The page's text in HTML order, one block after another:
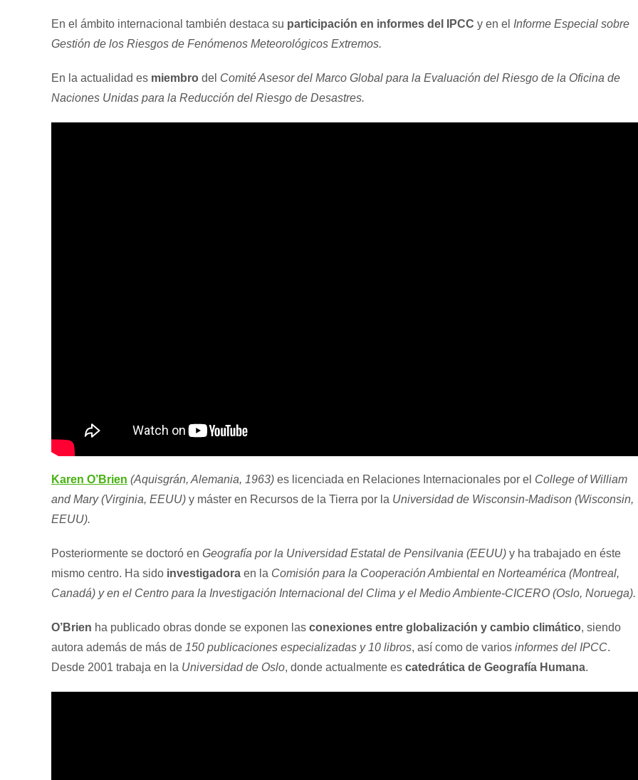
En el ámbito internacional también destaca su participación en informes del IPCC y en el Informe Especial sobre
Gestión de los Riesgos de Fenómenos Meteorológicos Extremos.
En la actualidad es miembro del Comité Asesor del Marco Global para la Evaluación del Riesgo de la Oficina de
Naciones Unidas para la Reducción del Riesgo de Desastres.
Karen O’Brien (Aquisgrán, Alemania, 1963) es licenciada en Relaciones Internacionales por el College of William
and Mary (Virginia, EEUU) y máster en Recursos de la Tierra por la Universidad de Wisconsin-Madison (Wisconsin,
EEUU).
Posteriormente se doctoró en Geografía por la Universidad Estatal de Pensilvania (EEUU) y ha trabajado en éste
mismo centro. Ha sido investigadora en la Comisión para la Cooperación Ambiental en Norteamérica (Montreal,
Canadá) y en el Centro para la Investigación Internacional del Clima y el Medio Ambiente-CICERO (Oslo, Noruega).
O’Brien ha publicado obras donde se exponen las conexiones entre globalización y cambio climático, siendo
autora además de más de 150 publicaciones especializadas y 10 libros, así como de varios informes del IPCC.
Desde 2001 trabaja en la Universidad de Oslo, donde actualmente es catedrática de Geografía Humana.